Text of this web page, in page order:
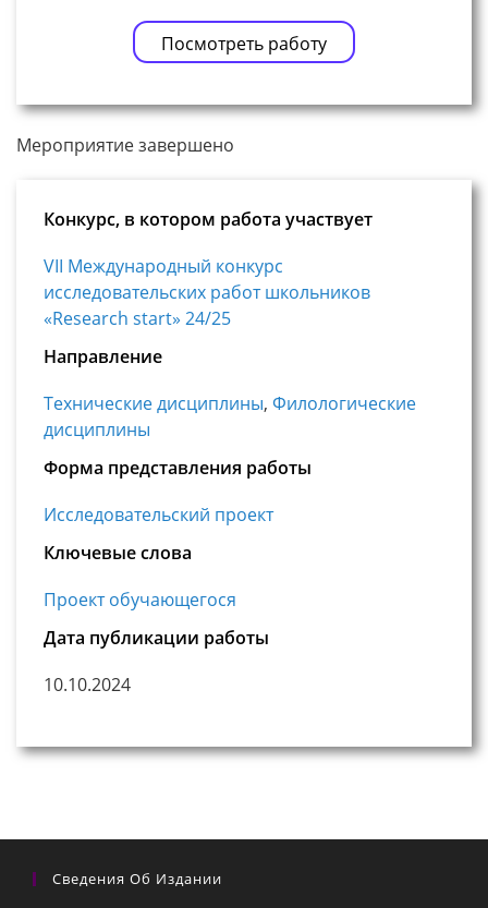
Посмотреть работу
Мероприятие завершено
Конкурс, в котором работа участвует
VII Международный конкурс
исследовательских работ школьников
«Research start» 24/25
Направление
Технические дисциплины, Филологические
дисциплины
Форма представления работы
Исследовательский проект
Ключевые слова
Проект обучающегося
Дата публикации работы
10.10.2024
Сведения Об Издании